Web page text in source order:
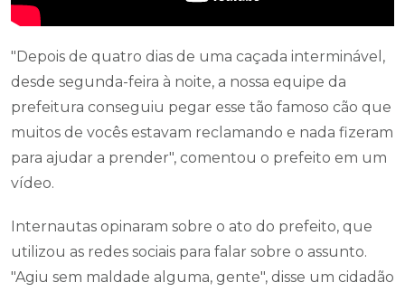
"Depois de quatro dias de uma caçada interminável,
desde segunda-feira à noite, a nossa equipe da
prefeitura conseguiu pegar esse tão famoso cão que
muitos de vocês estavam reclamando e nada fizeram
para ajudar a prender", comentou o prefeito em um
vídeo.
Internautas opinaram sobre o ato do prefeito, que
utilizou as redes sociais para falar sobre o assunto.
"Agiu sem maldade alguma, gente", disse um cidadão